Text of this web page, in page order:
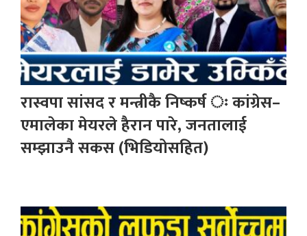
रास्वपा सांसद र मन्त्रीकै निष्कर्ष ः कांग्रेस–
एमालेका मेयरले हैरान पारे, जनतालाई
सम्झाउनै सकस (भिडियोसहित)